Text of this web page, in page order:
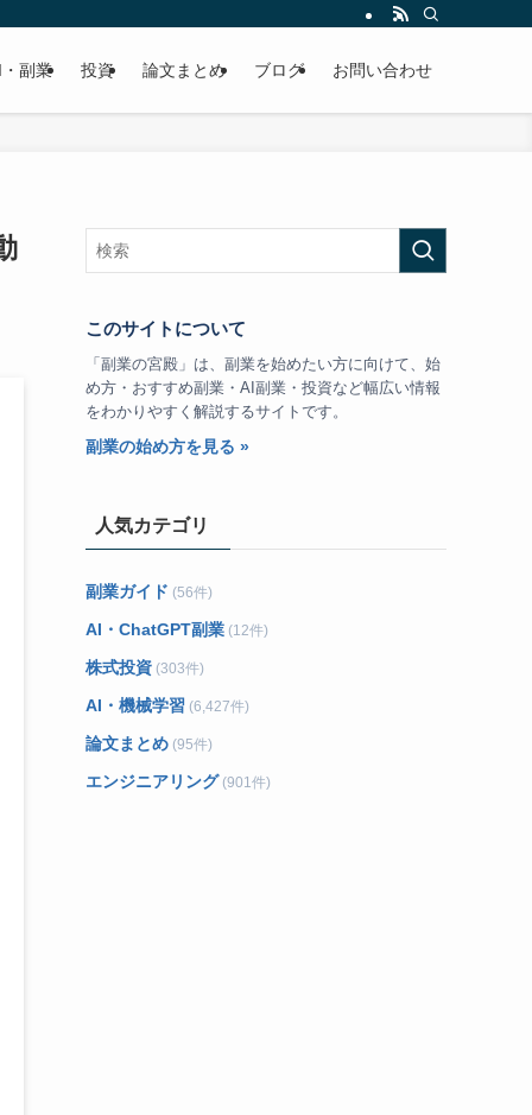
副業 投資 論文まとめ ブログ お問い合わせ
このサイトについて
「副業の宮殿」は、副業を始めたい方に向けて、始
め方・おすすめ副業・AI副業・投資など幅広い情報
をわかりやすく解説するサイトです。
副業の始め方を見る »
人気カテゴリ
副業ガイド (56件)
AI・ChatGPT副業 (12件)
株式投資 (303件)
AI・機械学習 (6,427件)
論文まとめ (95件)
エンジニアリング (901件)